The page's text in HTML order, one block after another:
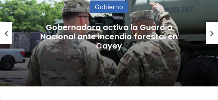
Gobierno
“Camisa hecha a la medida”:
Planificador cuestiona aprobación
de consulta de ubicación de Esencia